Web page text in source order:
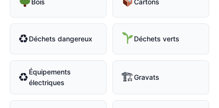
Bois Cartons
♻Déchets dangereux Déchets verts
♻Équipements
électriques
🏗Gravats